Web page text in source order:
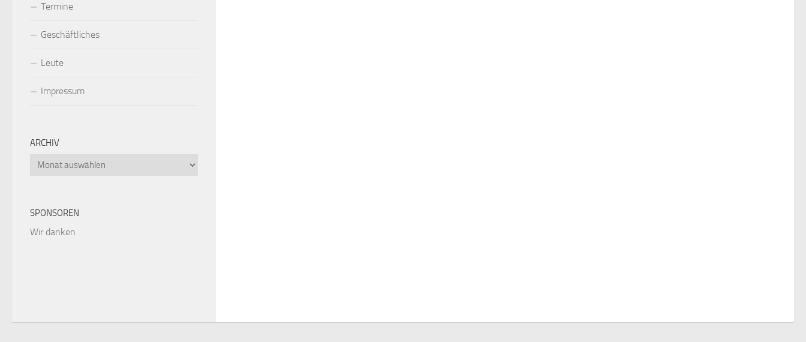
Termine
Geschäftliches
Leute
Impressum
ARCHIV
Archiv
SPONSOREN
Wir danken